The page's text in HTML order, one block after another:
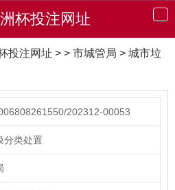
导
航
杯投注网址
投注网址 > > 市城管局 > 城市垃
202312-00053
分类处置